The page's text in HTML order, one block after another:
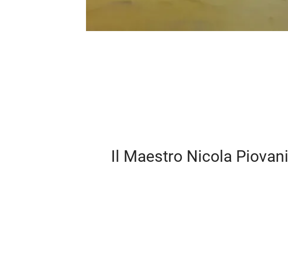
Il Maestro Nicola Piovani